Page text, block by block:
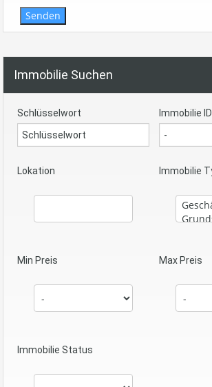
Senden
Immobilie Suchen
Schlüsselwort Immobilie ID
Lokation Immobilie
Min Preis Max Preis
Immobilie Status